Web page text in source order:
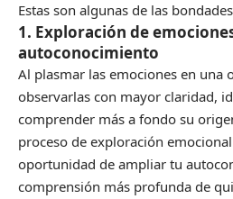
Estas son algunas de las
1. Exploración de
autoconocimiento
Al plasmar las emociones en una
observarlas con mayor claridad,
comprender más a fondo su
proceso de exploración
oportunidad de ampliar tu
comprensión más profunda de